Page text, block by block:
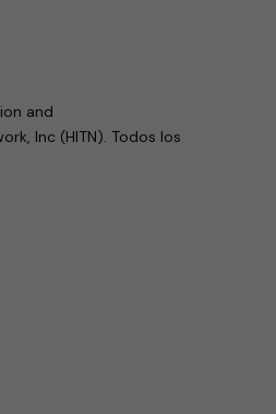
and
Inc (HITN). Todos los